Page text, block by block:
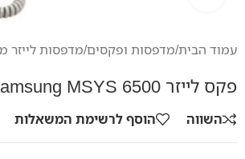
עמוד הבית/מדפסות ופקסים/מדפסות לייזר
פקס לייזר Samsung MSYS 6500
השווה הוסף לרשימת המשאלות